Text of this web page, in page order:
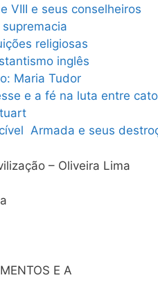
VIII e seus conselheiros
religiosas
inglês
Maria Tudor
e a fé na luta entre
Armada e seus
– Oliveira Lima
E A